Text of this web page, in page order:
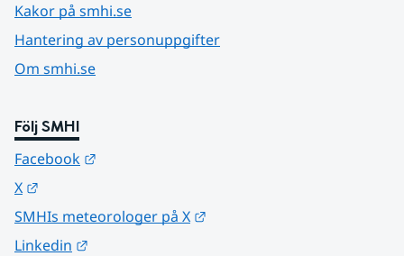
Kakor på smhi.se
Hantering av personuppgifter
Om smhi.se
Följ SMHI
Facebook
X
SMHIs meteorologer på X
Linkedin